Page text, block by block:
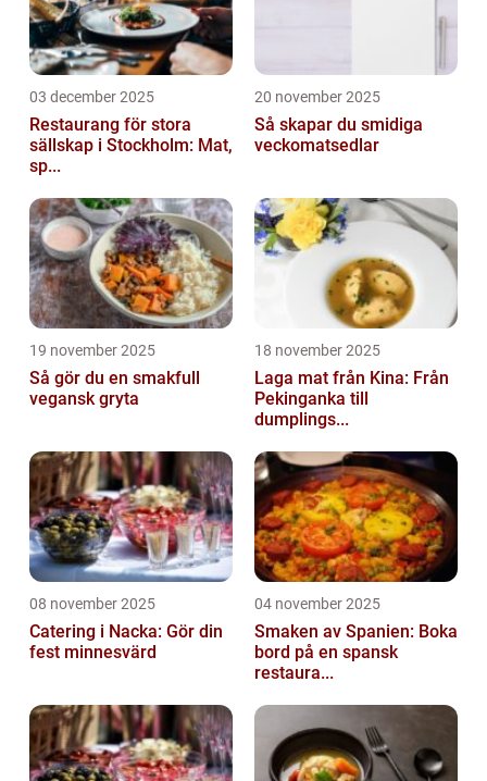
03 december 2025
Restaurang för stora
sällskap i Stockholm: Mat,
sp...
20 november 2025
Så skapar du smidiga
veckomatsedlar
19 november 2025
Så gör du en smakfull
vegansk gryta
18 november 2025
Laga mat från Kina: Från
Pekinganka till
dumplings...
08 november 2025
Catering i Nacka: Gör din
fest minnesvärd
04 november 2025
Smaken av Spanien: Boka
bord på en spansk
restaura...